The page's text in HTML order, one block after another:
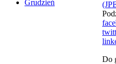
Grudzień
Do